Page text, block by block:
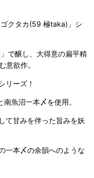
クタカ(59 極taka)」シ
で醸し、大得意の扁平精
意欲作。
リーズ！
魚沼一本〆を使用。
て甘みを伴った旨みを妖
一本〆の余韻へのような